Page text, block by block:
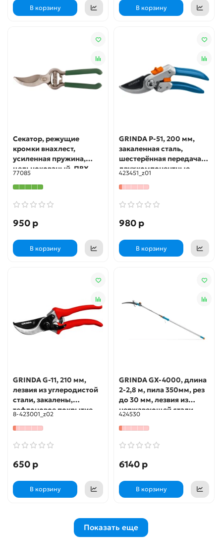
В корзину В корзину
Секатор, режущие
кромки внахлест,
усиленная пружина,
цельнокованый, ПВХ
77085
950 р
В корзину
GRINDA P-51, 200 мм,
закаленная сталь,
шестерённая передача,
двухкомпонентные
рукоятки, покрытие ПВХ,
плоскостной секатор,
423451_z01
980 р
В корзину
GRINDA G-11, 210 мм,
лезвия из углеродистой
стали, закалены,
тефлоновое покрытие,
алюминиевые рукоятки,
плоскостной секатор (8-
423001)
8-423001_z02
650 р
В корзину
GRINDA GX-4000, длина
2-2,8 м, пила 350мм, рез
до 30 мм, лезвия из
нержавеющей стали,
телескопический
высоторез с пилой,
PROLine (424530)
424530
6140 р
В корзину
Показать еще